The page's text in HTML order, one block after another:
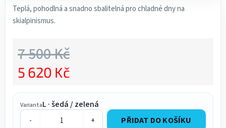
Teplá, pohodlná a snadno sbalitelná pro chladné dny na
skialpinismus.
VariantaL · šedá / zelená
- +
PŘIDAT DO KOŠÍKU
7 500 Kč
5 620 Kč